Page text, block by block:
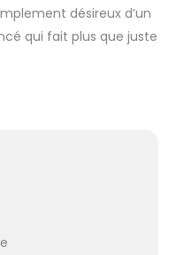
désireux d’un
qui fait plus que juste